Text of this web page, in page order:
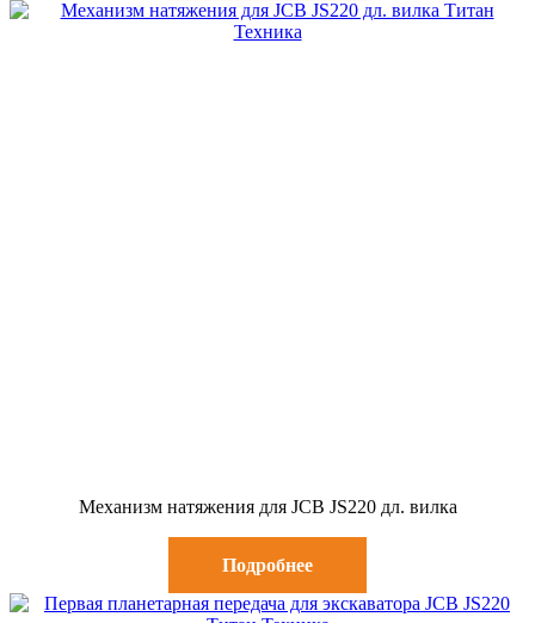
Механизм натяжения для JCB JS220 дл. вилка
Подробнее